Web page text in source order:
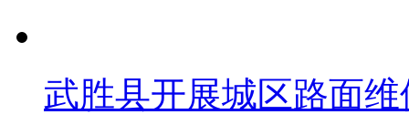
武胜县开展城区路面